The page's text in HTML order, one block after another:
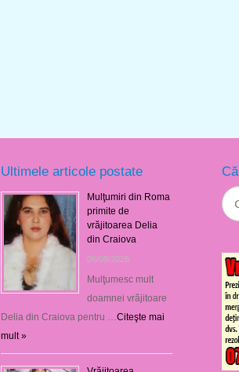
Ultimele articole postate
Mulţumiri din Roma
primite de
vrăjitoarea Delia
din Craiova
06/08/2026
Mulţumesc mult
doamnei vrăjitoare
Delia din Craiova pentru … Citeşte mai
mult »